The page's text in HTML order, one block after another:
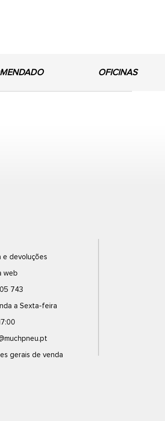
OFICINAS
e devoluções
web
743
a Sexta-feira
gerais de venda